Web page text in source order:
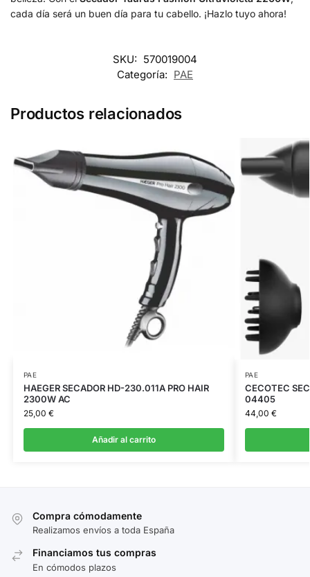
cada día será un buen día para tu cabello. ¡Hazlo tuyo ahora!
SKU: 570019004
Categoría: PAE
Productos relacionados
PAE
HAEGER SECADOR HD-230.011A PRO HAIR
2300W AC
25,00 €
Añadir al carrito
PAE
CECOTEC
04405
44,00 €
Compra cómodamente
Realizamos envíos a toda España
Financiamos tus compras
En cómodos plazos